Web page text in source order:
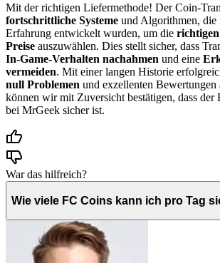
Mit der richtigen Liefermethode! Der Coin-
fortschrittliche Systeme und Algorithmen, die
Erfahrung entwickelt wurden, um die
Preise auszuwählen. Dies stellt sicher, dass
In-Game-Verhalten nachahmen und eine
vermeiden. Mit einer langen Historie
null Problemen und exzellenten
können wir mit Zuversicht bestätigen, dass
bei MrGeek sicher ist.
War das hilfreich?
Wie viele FC Coins kann ich pro Tag